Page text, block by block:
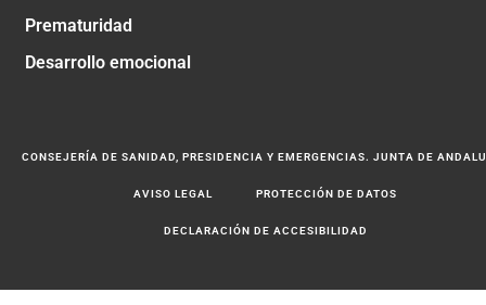
Prematuridad
Desarrollo emocional
CONSEJERÍA DE SANIDAD, PRESIDENCIA Y EMERGENCIAS. JUNTA DE
AVISO LEGAL PROTECCIÓN DE DATOS
DECLARACIÓN DE ACCESIBILIDAD